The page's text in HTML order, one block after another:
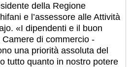
della Regione
e l’assessore alle Attività
«I dipendenti e il buon
di commercio -
una priorità assoluta del
tutto quanto in nostro potere